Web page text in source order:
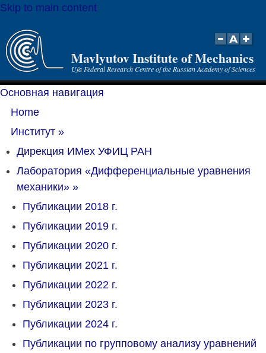
Skip to main content
Mavlyutov Institute of Mechanics
Ufa Federal Research Centre of the Russian Academy of Sciences
Основная навигация
Home
Институт »
Дирекция ИМех УФИЦ РАН
Лаборатория «Дифференциальные уравнения
механики» »
Публикации 2018 г.
Публикации 2019 г.
Публикации 2020 г.
Публикации 2021 г.
Публикации 2022 г.
Публикации 2023 г.
Публикации 2024 г.
Публикации по групповому анализу уравнений